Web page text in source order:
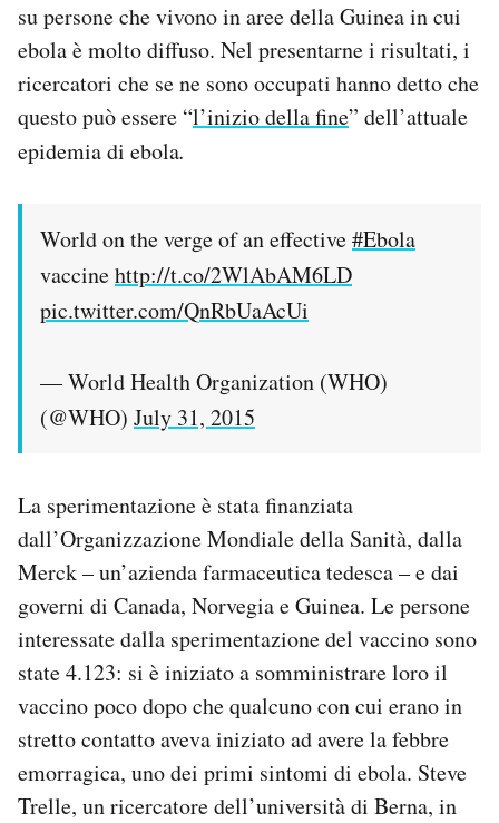
Newsletter
Notifiche mobile
Regala il Post
Hai bisogno di aiuto?
Esci
su persone che vivono in aree della Guinea in cui
ebola è molto diffuso. Nel presentarne i risultati, i
ricercatori che se ne sono occupati hanno detto che
questo può essere “l’inizio della fine” dell’attuale
epidemia di ebola.
World on the verge of an effective#Ebola
vaccinehttp://t.co/2WlAbAM6LD
pic.twitter.com/QnRbUaAcUi
— World Health Organization (WHO)
(@WHO) July 31, 2015
La sperimentazione è stata finanziata
dall’Organizzazione Mondiale della Sanità, dalla
Merck – un’azienda farmaceutica tedesca – e dai
governi di Canada, Norvegia e Guinea. Le persone
interessate dalla sperimentazione del vaccino sono
state 4.123: si è iniziato a somministrare loro il
vaccino poco dopo che qualcuno con cui erano in
stretto contatto aveva iniziato ad avere la febbre
emorragica, uno dei primi sintomi di ebola. Steve
Trelle, un ricercatore dell’università di Berna, in